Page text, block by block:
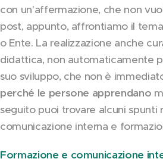
con un'affermazione, che non
post, appunto, affrontiamo il
o Ente. La realizzazione anche
didattica, non automaticamente
suo sviluppo, che non è
perché le persone apprendano
seguito puoi trovare alcuni
comunicazione interna e
Formazione e comunicazione